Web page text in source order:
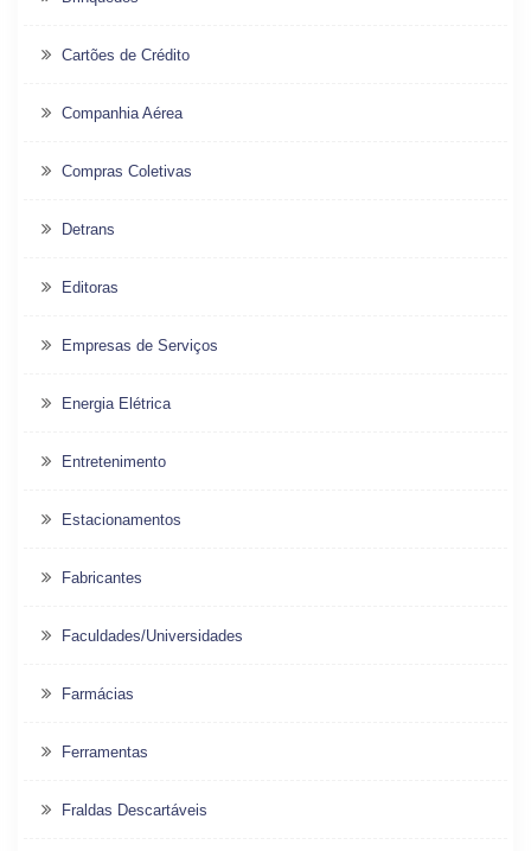
Cartões de Crédito
Companhia Aérea
Compras Coletivas
Detrans
Editoras
Empresas de Serviços
Energia Elétrica
Entretenimento
Estacionamentos
Fabricantes
Faculdades/Universidades
Farmácias
Ferramentas
Fraldas Descartáveis